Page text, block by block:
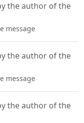
the author of the
message
the author of the
message
the author of the